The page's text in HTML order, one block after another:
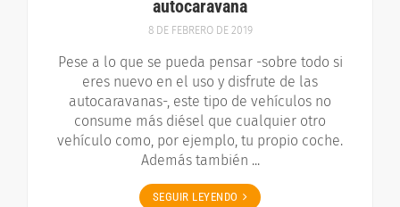
autocaravana
8 DE FEBRERO DE 2019
Pese a lo que se pueda pensar -sobre todo si
eres nuevo en el uso y disfrute de las
autocaravanas-, este tipo de vehículos no
consume más diésel que cualquier otro
vehículo como, por ejemplo, tu propio coche.
Además también ...
SEGUIR LEYENDO